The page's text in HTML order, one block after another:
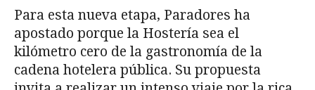
Para esta nueva etapa, Paradores ha
apostado porque la Hostería sea el
kilómetro cero de la gastronomía de la
cadena hotelera pública. Su propuesta